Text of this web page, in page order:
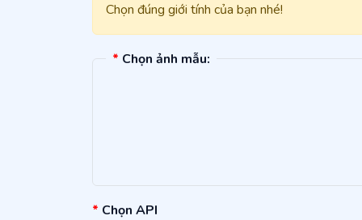
Chọn đúng giới tính của bạn nhé!
* Chọn ảnh mẫu:
* Chọn API